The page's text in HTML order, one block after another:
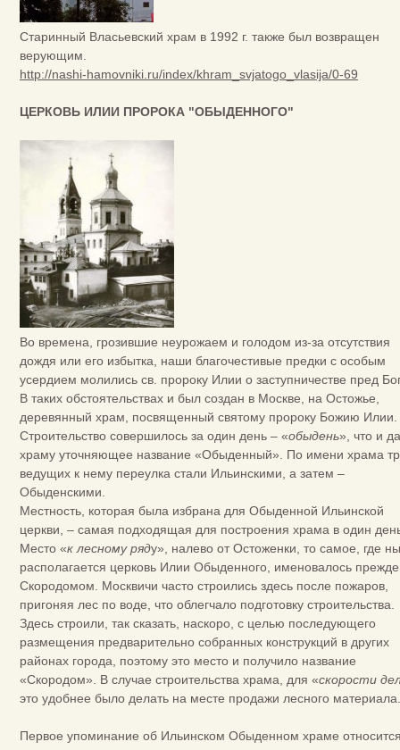
Старинный Власьевский храм в 1992 г. также был возвращен
верующим.
http://nashi-hamovniki.ru/index/khram_svjatogo_vlasija/0-69
ЦЕРКОВЬ ИЛИИ ПРОРОКА "ОБЫДЕННОГО"
Во времена, грозившие неурожаем и голодом из-за отсутствия
дождя или его избытка, наши благочестивые предки с особым
усердием молились св. пророку Илии о заступничестве пред
В таких обстоятельствах и был создан в Москве, на Остожье,
деревянный храм, посвященный святому пророку Божию Илии.
Строительство совершилось за один день – «обыдень», что и
храму уточняющее название «Обыденный». По имени храма
ведущих к нему переулка стали Ильинскими, а затем –
Обыденскими.
Местность, которая была избрана для Обыденной Ильинской
церкви, – самая подходящая для построения храма в один
Место «к лесному ряду», налево от Остоженки, то самое, где
располагается церковь Илии Обыденного, именовалось прежде
Скородомом. Москвичи часто строились здесь после пожаров,
пригоняя лес по воде, что облегчало подготовку строительства.
Здесь строили, так сказать, наскоро, с целью последующего
размещения предварительно собранных конструкций в других
районах города, поэтому это место и получило название
«Скородом». В случае строительства храма, для «скорости
это удобнее было делать на месте продажи лесного материала.
Первое упоминание об Ильинском Обыденном храме